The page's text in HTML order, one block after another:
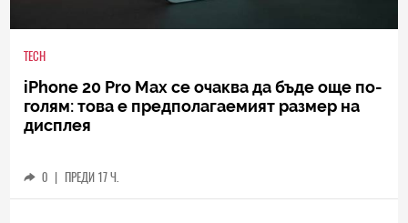
TECH
iPhone 20 Pro Max се очаква да бъде още по-
голям: това е предполагаемият размер на
дисплея
0 | ПРЕДИ 17 Ч.